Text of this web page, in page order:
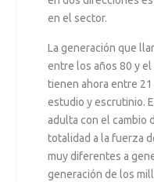
en el sector.
La generación que
entre los años 80 y
tienen ahora entre
estudio y escrutinio.
adulta con el cambio
totalidad a la fuerza
muy diferentes a
generación de los